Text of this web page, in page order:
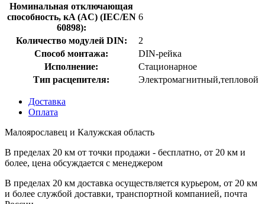
Номинальная отключающая
способность, кA (AC) (IEC/EN
60898):
6
Количество модулей DIN:
2
Способ монтажа:
DIN-рейка
Исполнение:
Стационарное
Тип расцепителя:
Электромагнитный,тепловой
Доставка
Оплата
Малоярославец и Калужская область
В пределах 20 км от точки продажи - бесплатно, от 20 км и
более, цена обсуждается с менеджером
В пределах 20 км доставка осуществляется курьером, от 20 км
и более службой доставки, транспортной компанией, почта